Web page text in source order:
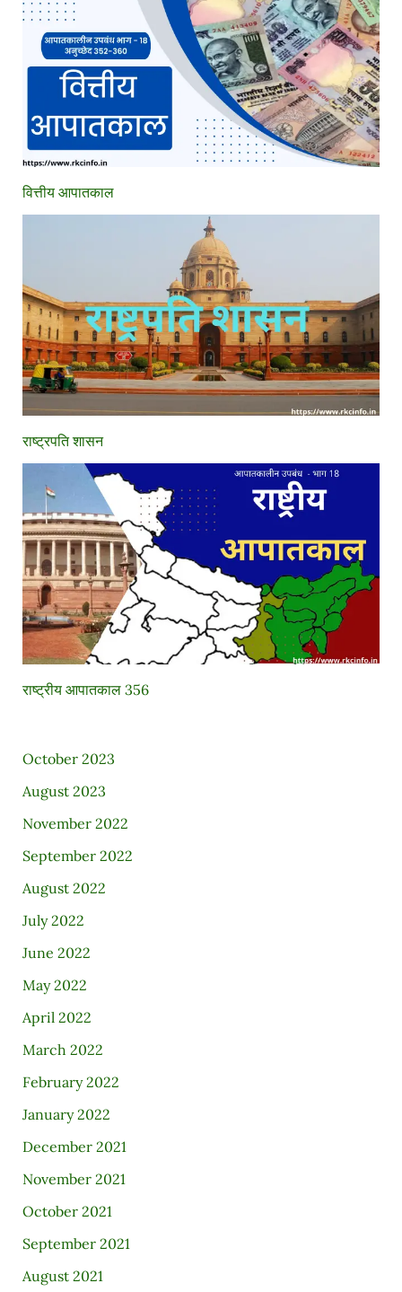
वित्तीय आपातकाल
राष्ट्रपति शासन
राष्ट्रीय आपातकाल 356
October 2023
August 2023
November 2022
September 2022
August 2022
July 2022
June 2022
May 2022
April 2022
March 2022
February 2022
January 2022
December 2021
November 2021
October 2021
September 2021
August 2021